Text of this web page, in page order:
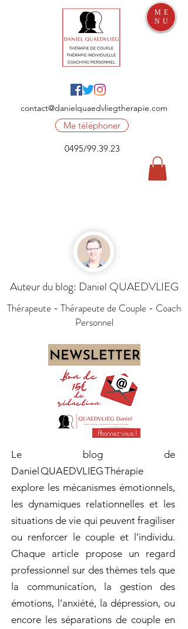
contact@danielquaedvliegtherapie.com
Me téléphoner
0495/99.39.23
ME
NU
Auteur du blog: Daniel QUAEDVLIEG
Thérapeute - Thérapeute de Couple - Coach
Personnel
Le blog de
Daniel QUAEDVLIEG Thérapie
explore les mécanismes émotionnels,
les dynamiques relationnelles et les
situations de vie qui peuvent fragiliser
ou renforcer le couple et l’individu.
Chaque article propose un regard
professionnel sur des thèmes tels que
la communication, la gestion des
émotions, l’anxiété, la dépression, ou
encore les séparations de couple en